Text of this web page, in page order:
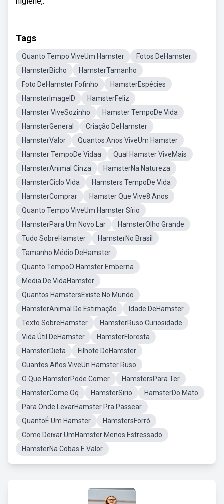
Tags
Quanto Tempo ViveUm Hamster
Fotos DeHamster
HamsterBicho
HamsterTamanho
Foto DeHamster Fofinho
HamsterEspécies
HamsterImageID
HamsterFeliz
Hamster ViveSozinho
Hamster TempoDe Vida
HamsterGeneral
Criação DeHamster
HamsterValor
Quantos Anos ViveUm Hamster
Hamster TempoDe Vidaa
Qual Hamster ViveMais
HamsterAnimal Cinza
HamsterNa Natureza
HamsterCiclo Vida
Hamsters TempoDe Vida
HamsterComprar
Hamster Que Vive8 Anos
Quanto Tempo ViveUm Hamster Sírio
HamsterPara Um Novo Lar
HamsterOlho Grande
Tudo SobreHamster
HamsterNo Brasil
Tamanho Médio DeHamster
Quanto TempoO Hamster Emberna
Media De VidaHamster
Quantos HamstersExiste No Mundo
HamsterAnimal De Estimação
Idade DeHamster
Texto SobreHamster
HamsterRuso Curiosidade
Vida Útil DeHamster
HamsterFloresta
HamsterDieta
Filhote DeHamster
Cuantos Años ViveUn Hamster Ruso
O Que HamsterPode Comer
HamstersPara Ter
HamsterCome Oq
HamsterSirio
HamsterDo Mato
Para Onde LevarHamster Pra Passear
QuantoÉ Um Hamster
HamstersForró
Como Deixar UmHamster Menos Estressado
HamsterNa Cobas E Valor